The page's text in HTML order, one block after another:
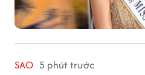
SAO 5 phút trước